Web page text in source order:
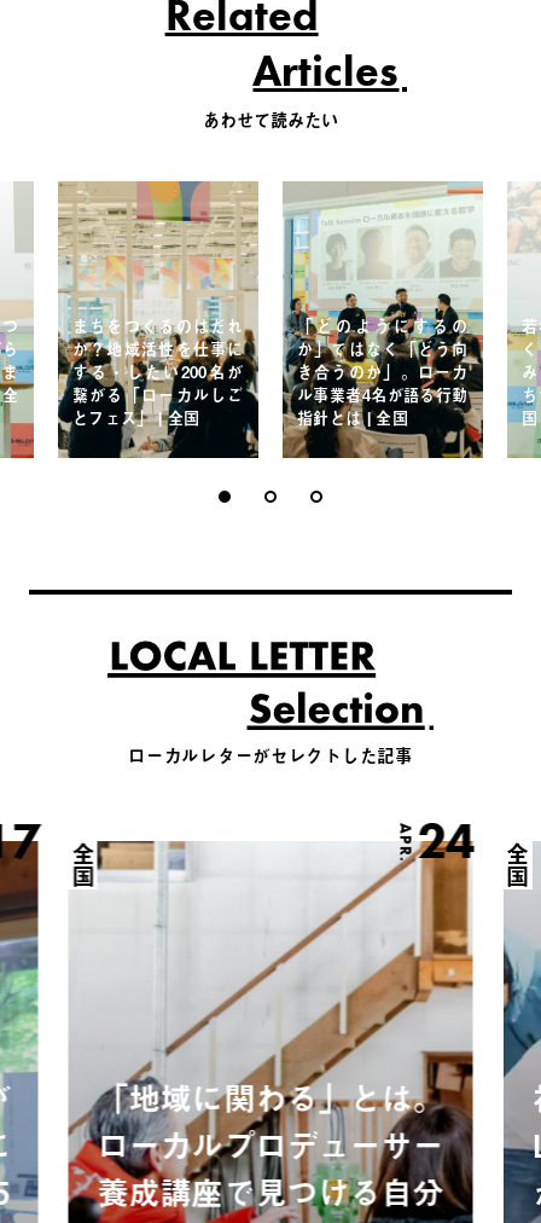
Related
Articles
あわせて読みたい
まちをつくるのはだれ
か？地域活性を仕事に
する・したい200名が
繋がる「ローカルしご
とフェス」 | 全国
「どのようにするの
か」ではなく「どう向
き合うのか」。ローカ
ル事業者4名が語る行動
指針とは | 全国
国
ローカルレターがセレクトした記事
APR.24
全国
「地域に関わる」とは。
ローカルプロデューサー
養成講座で見つける自分
全国